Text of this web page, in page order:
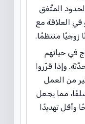
المتَّفق
العلاقة مع
زوجيًا منتظمًا.
في حياتهم
وإذا قرّروا
من العمل
مما يجعل
وأقل تهديدًا